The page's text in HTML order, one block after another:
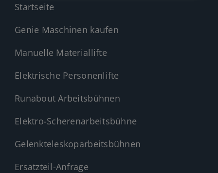
Startseite
Genie Maschinen kaufen
Manuelle Materiallifte
Elektrische Personenlifte
Runabout Arbeitsbühnen
Elektro-Scherenarbeitsbühne
Gelenkteleskoparbeitsbühnen
Ersatzteil-Anfrage